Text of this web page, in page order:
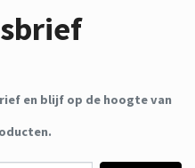
en blijf op de hoogte van